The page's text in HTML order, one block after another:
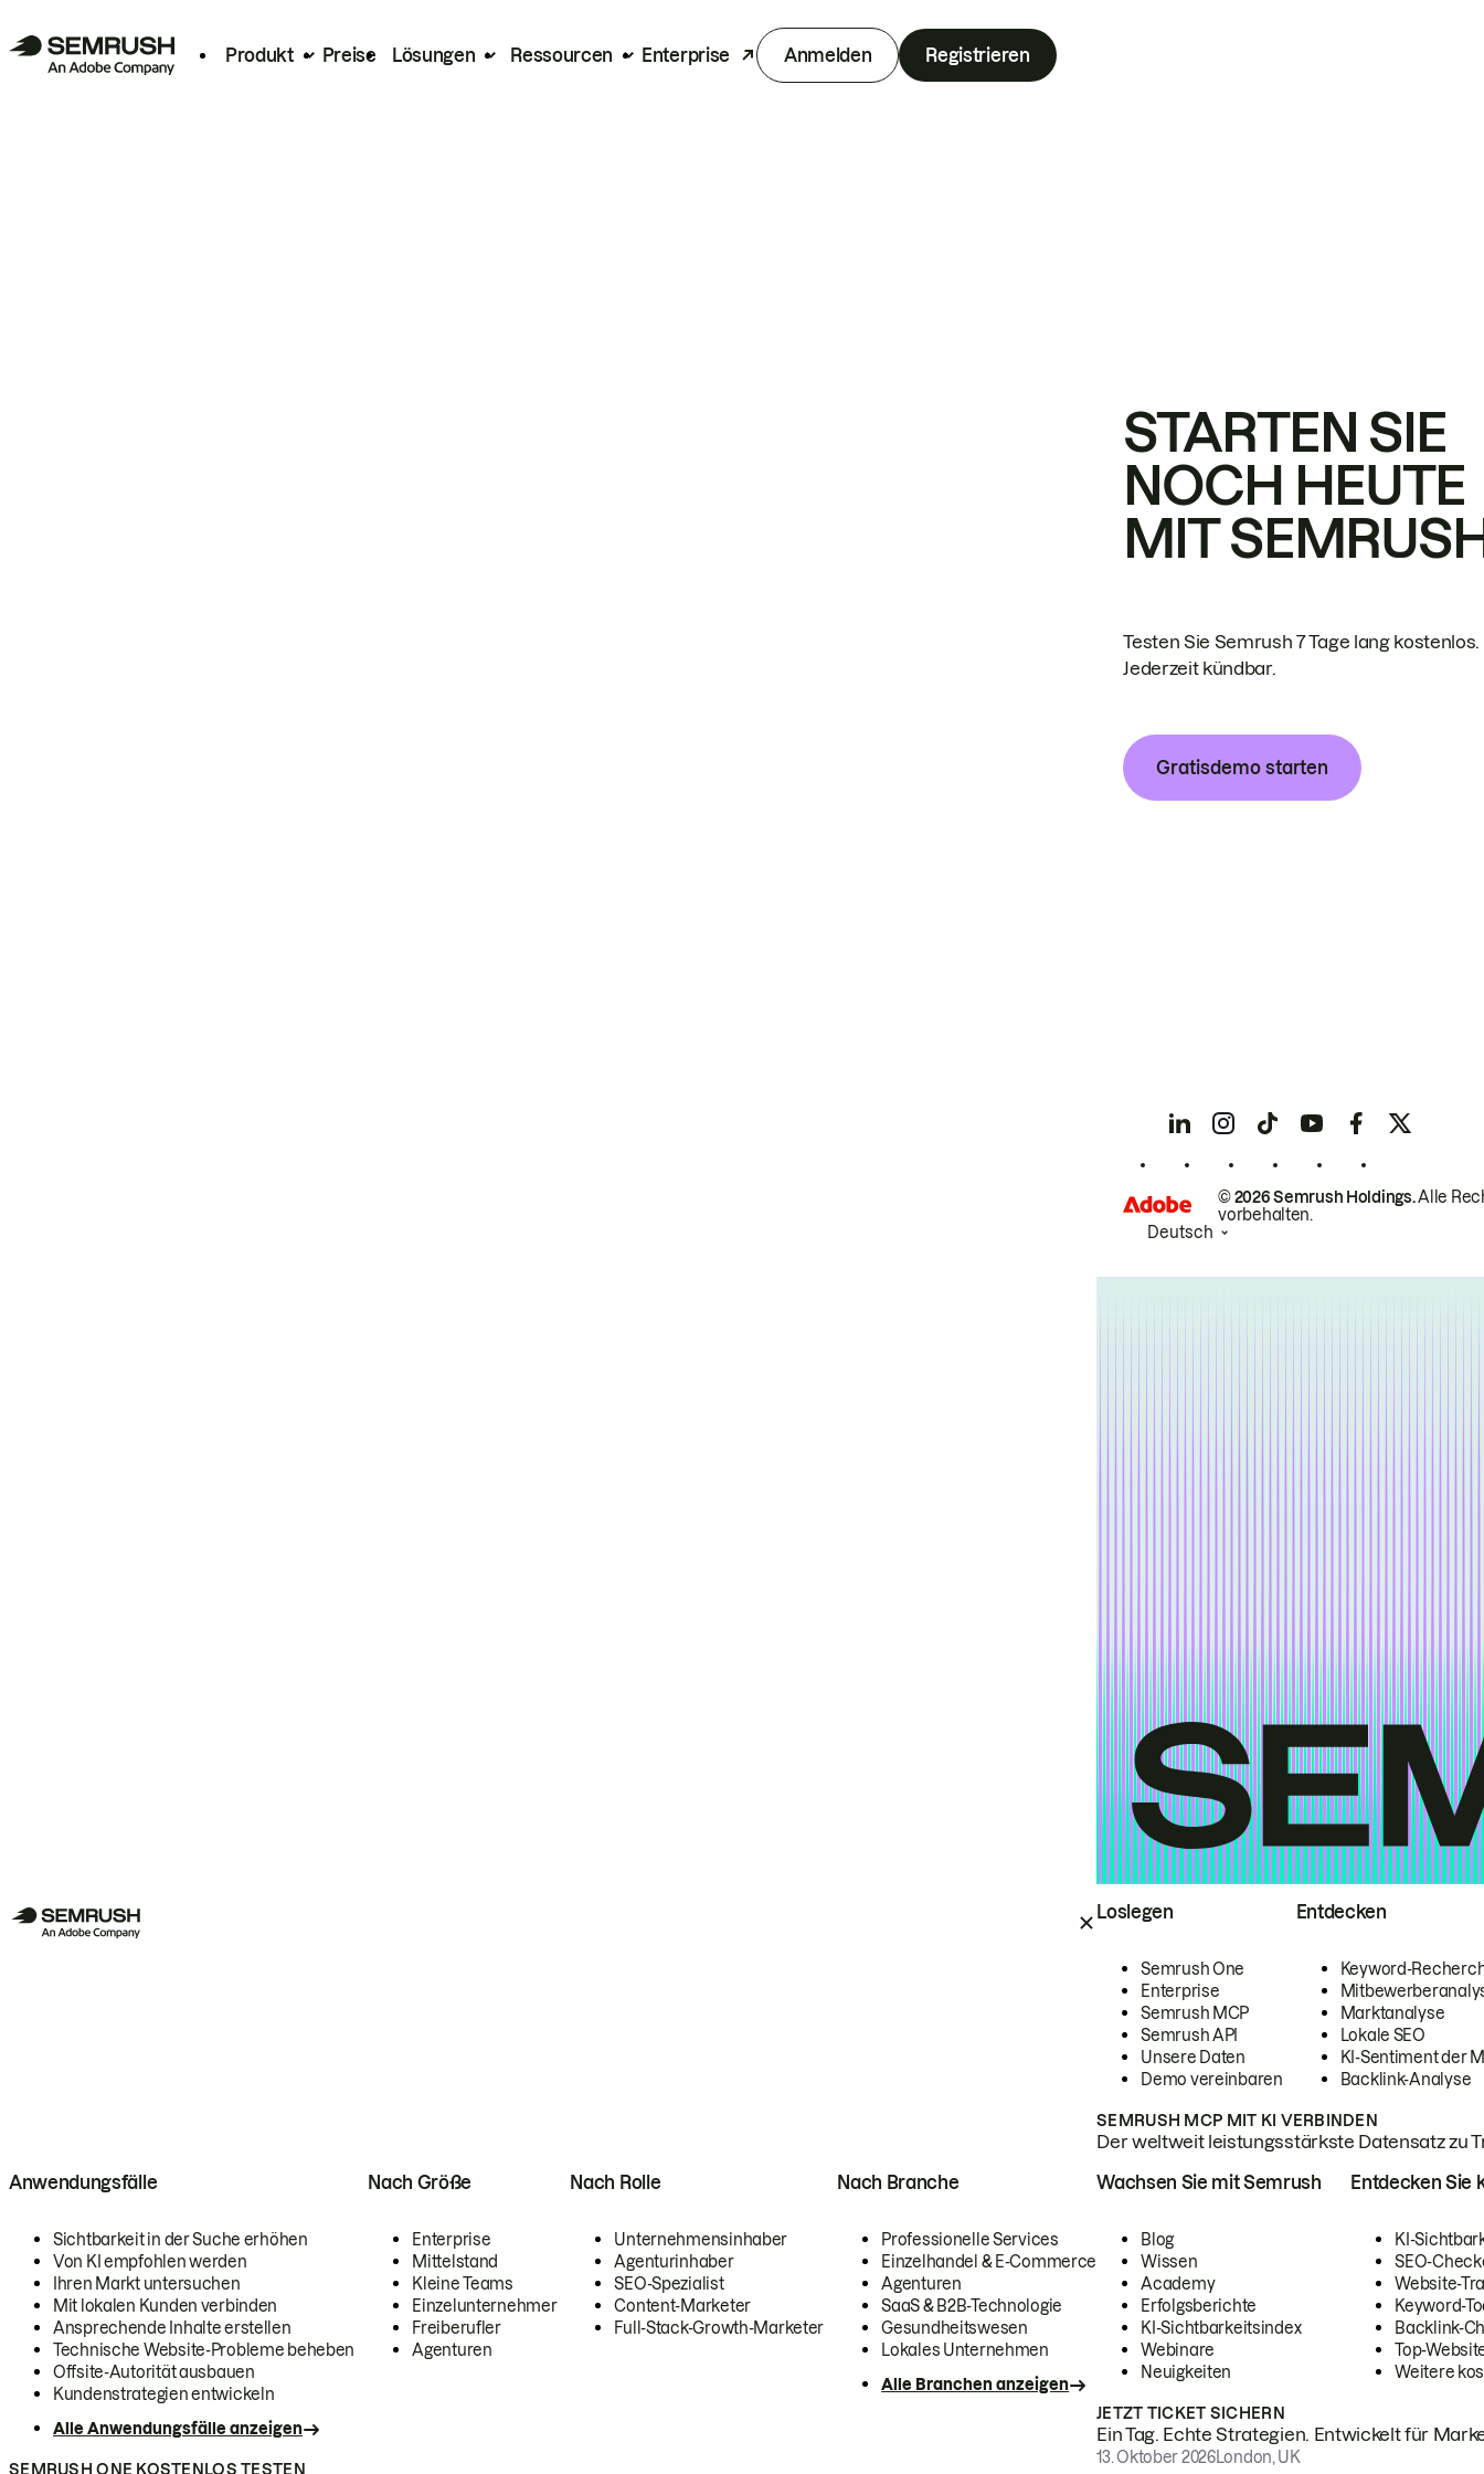
Produkt Preise Lösungen Ressourcen Enterprise Anmelden Registrieren
Loslegen
Semrush One
Enterprise
Semrush MCP
Semrush API
Unsere Daten
Demo vereinbaren
Entdecken
Keyword-
Marktanalyse
Lokale SEO
KI-Sentiment der
Backlink-Analyse
SEMRUSH MCP MIT KI VERBINDEN
Der weltweit leistungsstärkste Datensatz zu
Anwendungsfälle
Sichtbarkeit in der Suche erhöhen
Von KI empfohlen werden
Ihren Markt untersuchen
Mit lokalen Kunden verbinden
Ansprechende Inhalte erstellen
Technische Website-Probleme beheben
Offsite-Autorität ausbauen
Kundenstrategien entwickeln
Alle Anwendungsfälle anzeigen
Nach Größe
Enterprise
Mittelstand
Kleine Teams
Einzelunternehmer
Freiberufler
Agenturen
Nach Rolle
Unternehmensinhaber
Agenturinhaber
SEO-Spezialist
Content-Marketer
Full-Stack-Growth-Marketer
Nach Branche
Professionelle Services
Einzelhandel & E-Commerce
Agenturen
SaaS & B2B-Technologie
Gesundheitswesen
Lokales Unternehmen
Alle Branchen anzeigen
SEMRUSH ONE KOSTENLOS TESTEN
Wachsen Sie mit Semrush
Blog
Wissen
Academy
Erfolgsberichte
KI-Sichtbarkeitsindex
Webinare
Neuigkeiten
Entdecken Sie
KI-
SEO-
Website-
Keyword-
Backlink-
Top-
Weitere
JETZT TICKET SICHERN
Ein Tag. Echte Strategien. Entwickelt für
13. Oktober 2026London, UK
STARTEN SIE
NOCH HEUTE
MIT
Testen Sie Semrush 7 Tage lang kostenlos.
Jederzeit kündbar.
Gratisdemo starten
© 2026 Semrush Holdings.Alle
vorbehalten.
Deutsch